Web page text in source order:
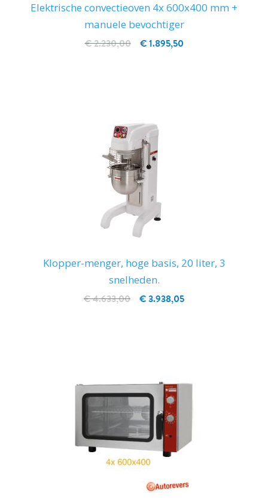
Elektrische convectieoven 4x 600x400 mm +
manuele bevochtiger
€ 1.895,50
€ 2.230,00
Klopper-menger, hoge basis, 20 liter, 3
snelheden.
€ 3.938,05
€ 4.633,00